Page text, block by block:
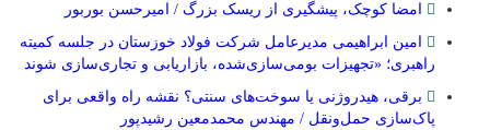
امضا کوچک، پیشگیری از ریسک بزرگ / امیرحسن بوربور
امین ابراهیمی مدیرعامل شرکت فولاد خوزستان در جلسه کمیته
راهبری؛ «تجهیزات بومی‌سازی‌شده، بازاریابی و تجاری‌سازی شوند
برقی، هیدروژنی یا سوخت‌های سنتی؟ نقشه راه واقعی برای
پاک‌سازی حمل‌ونقل / مهندس محمدمعین رشیدپور